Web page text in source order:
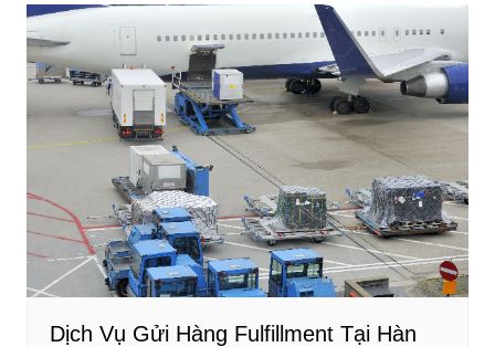
o
o
k
n
bài
viết
Dịch Vụ Gửi Hàng Fulfillment Tại Hàn